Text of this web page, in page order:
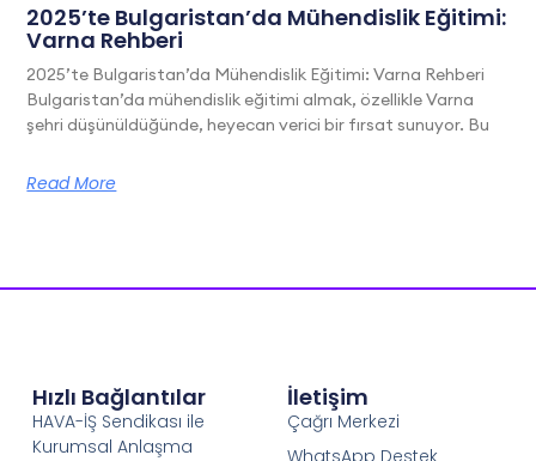
2025’te Bulgaristan’da Mühendislik Eğitimi:
Varna Rehberi
2025’te Bulgaristan’da Mühendislik Eğitimi: Varna Rehberi
Bulgaristan’da mühendislik eğitimi almak, özellikle Varna
şehri düşünüldüğünde, heyecan verici bir fırsat sunuyor. Bu
Read More
Hızlı Bağlantılar
HAVA-İŞ Sendikası ile
Kurumsal Anlaşma
İletişim
Çağrı Merkezi
WhatsApp Destek